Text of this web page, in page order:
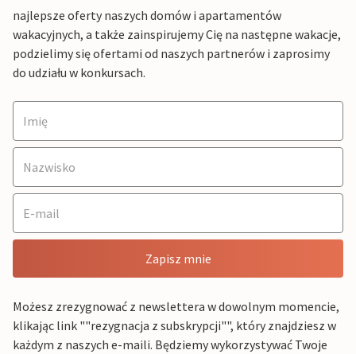
najlepsze oferty naszych domów i apartamentów
wakacyjnych, a także zainspirujemy Cię na następne wakacje,
podzielimy się ofertami od naszych partnerów i zaprosimy
do udziału w konkursach.
Zapisz mnie
Możesz zrezygnować z newslettera w dowolnym momencie,
klikając link ""rezygnacja z subskrypcji"", który znajdziesz w
każdym z naszych e-maili. Będziemy wykorzystywać Twoje